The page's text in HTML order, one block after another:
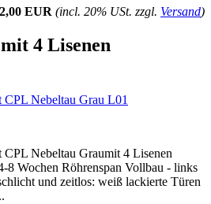
EUR (incl. 20% USt. zzgl. Versand)
4 Lisenen
CPL Nebeltau Grau L01
CPL Nebeltau Graumit 4 Lisenen
8 Wochen Röhrenspan Vollbau - links
und zeitlos: weiß lackierte Türen